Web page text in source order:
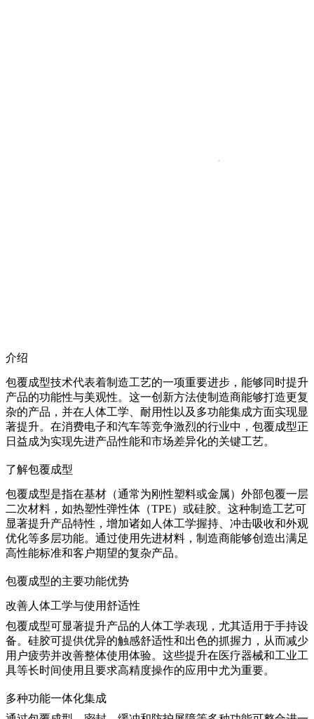
介绍
包覆成型技术代表着制造工艺的一项重要进步，能够同时提升
产品的功能性与美观性。这一创新方法使制造商能够打造更复
杂的产品，并在人体工学、耐用性以及多功能集成方面实现显
著提升。在消费电子和汽车等竞争激烈的行业中，包覆成型正
日益成为实现先进产品性能和市场差异化的关键工艺。
了解包覆成型
包覆成型是指在基材（通常为刚性塑料或金属）外部包覆一层
二次材料，如热塑性弹性体（TPE） 或硅胶。这种制造工艺可
显著提升产品特性，增加诸如人体工学握持、冲击吸收和外观
优化等多层功能。通过使用先进材料，制造商能够创造出满足
高性能标准和客户期望的复杂产品。
包覆成型的主要功能优势
改善人体工学与使用舒适性
包覆成型可显著提升产品的人体工学表现，尤其适用于手持设
备。 硅胶可提供优异的触感舒适性和出色的抓握力，从而减少
用户疲劳并改善整体使用体验。这些提升在医疗器械和工业工
具等长时间使用且要求高精度操作的应用中尤为重要。
多种功能一体化集成